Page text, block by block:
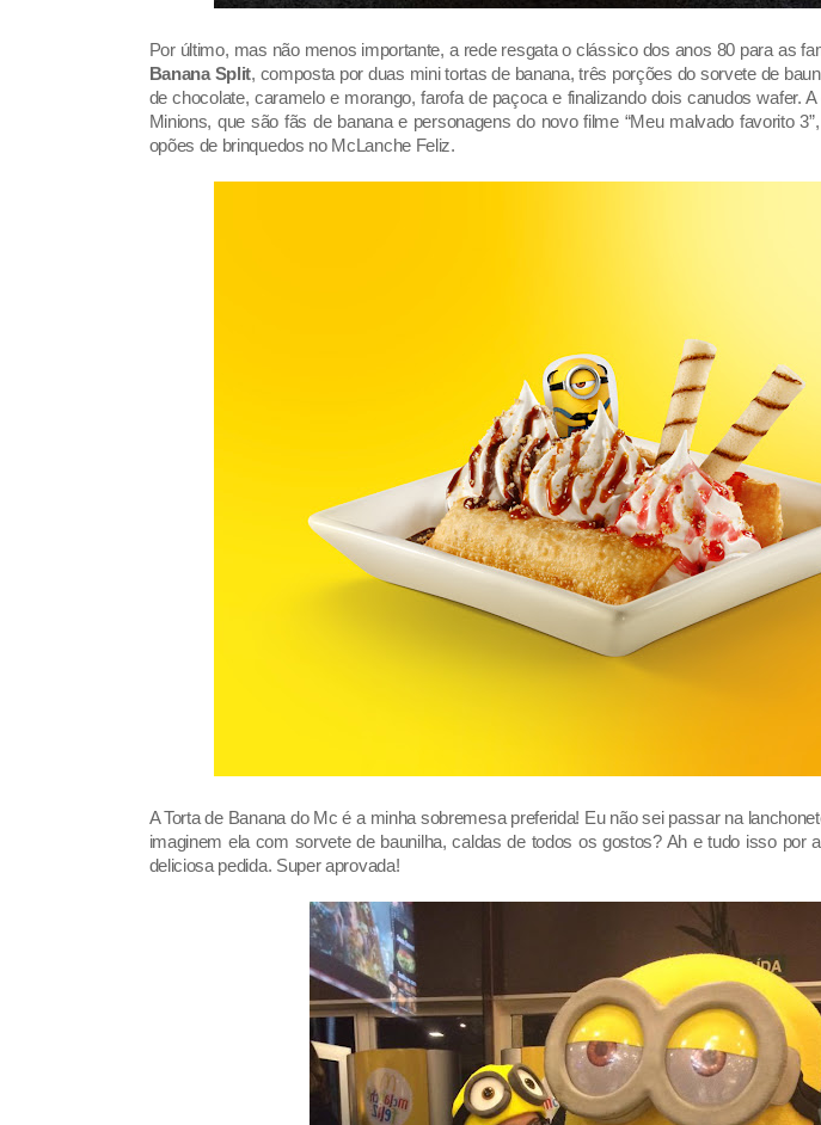
Por último, mas não menos importante, a rede resgata o clássico dos anos 80 para as
Banana Split, composta por duas mini tortas de banana, três porções do sorvete de
de chocolate, caramelo e morango, farofa de paçoca e finalizando dois canudos wafer.
Minions, que são fãs de banana e personagens do novo filme “Meu malvado favorito
opões de brinquedos no McLanche Feliz.
A Torta de Banana do Mc é a minha sobremesa preferida! Eu não sei passar na
imaginem ela com sorvete de baunilha, caldas de todos os gostos? Ah e tudo isso por
deliciosa pedida. Super aprovada!